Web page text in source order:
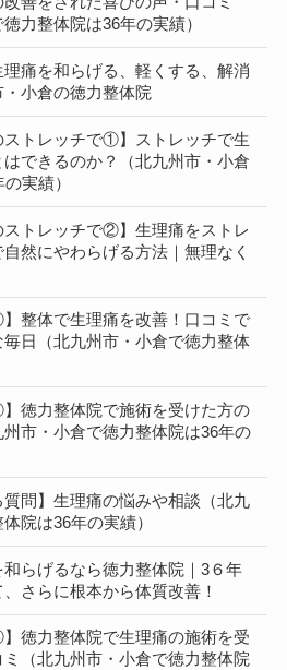
力整体院は36年の実績）
理痛を和らげる、軽くする、解消
小倉の徳力整体院
ストレッチで①】ストレッチで生
できるのか？（北九州市・小倉
実績）
ストレッチで②】生理痛をストレ
然にやわらげる方法｜無理なく
整体で生理痛を改善！口コミで
日（北九州市・小倉で徳力整体
徳力整体院で施術を受けた方の
市・小倉で徳力整体院は36年の
質問】生理痛の悩みや相談（北九
院は36年の実績）
らげるなら徳力整体院｜3６年
さらに根本から体質改善！
徳力整体院で生理痛の施術を受
（北九州市・小倉で徳力整体院